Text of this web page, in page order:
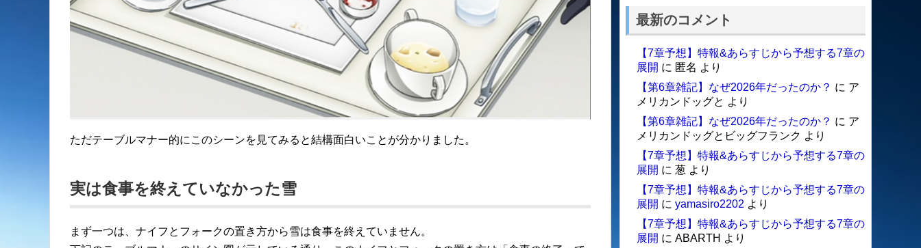
ただテーブルマナー的にこのシーンを見てみると結構面白いことが分かりました。
実は食事を終えていなかった雪
まず一つは、ナイフとフォークの置き方から雪は食事を終えていません。
最新のコメント
【7章予想】特報&あらすじから予想する7章の
展開 に 匿名 より
【第6章雑記】なぜ2026年だったのか？ に ア
メリカンドッグと より
【第6章雑記】なぜ2026年だったのか？ に ア
メリカンドッグとビッグフランク より
【7章予想】特報&あらすじから予想する7章の
展開 に 葱 より
【7章予想】特報&あらすじから予想する7章の
展開 に yamasiro2202 より
【7章予想】特報&あらすじから予想する7章の
展開 に ABARTH より